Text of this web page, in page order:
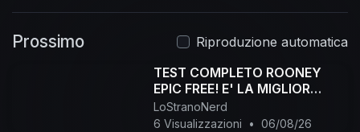
https://oskurati.com/@LoStranoNerd Pagina
Gruppo Telegram EFootball:https://t.me/+-
AHWh76ydVVmYTZk
Canale Telegram:
https://t.me/LoStranoNerd Profilo Instagram:
Prossimo
Riproduzione automatica
TEST COMPLETO ROONEY
EPIC FREE! E' LA MIGLIOR
SCELTA? #efootball
LoStranoNerd
6 Visualizzazioni
• 06/08/26